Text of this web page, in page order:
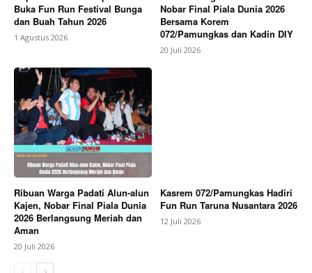
Buka Fun Run Festival Bunga
dan Buah Tahun 2026
1 Agustus 2026
Nobar Final Piala Dunia 2026
Bersama Korem
072/Pamungkas dan Kadin DIY
20 Juli 2026
Ribuan Warga Padati Alun-alun
Kajen, Nobar Final Piala Dunia
2026 Berlangsung Meriah dan
Aman
20 Juli 2026
Kasrem 072/Pamungkas Hadiri
Fun Run Taruna Nusantara 2026
12 Juli 2026